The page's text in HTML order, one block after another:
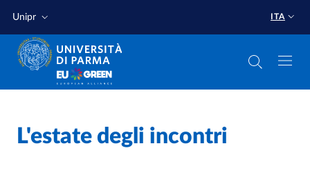
Unipr ITA
L'estate degli incontri